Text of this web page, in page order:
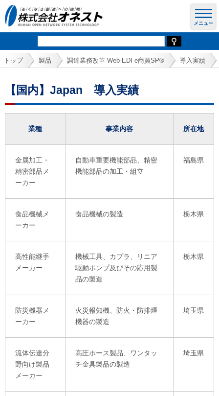
トップ 製品 調達業務改革 Web-EDI e商買SP® 導入実績
【国内】Japan 導入実績
業種 事業内容 所在地
金属加工・
精密部品メ
ーカー
自動車重要機能部品、精密
機能部品の加工・組立
福島県
食品機械メ
ーカー
食品機械の製造 栃木県
高性能継手
メーカー
機械工具、カプラ、リニア
駆動ポンプ及びその応用製
品の製造
栃木県
防災機器メ
ーカー
火災報知機、防火・防排煙
機器の製造
埼玉県
流体伝達分
野向け製品
メーカー
高圧ホース製品、ワンタッ
チ金具製品の製造
埼玉県